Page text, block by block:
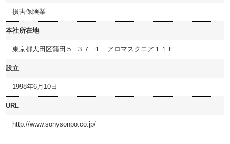
損害保険業
本社所在地
東京都大田区蒲田５−３７−１ アロマスクエア１１Ｆ
設立
1998年6月10日
URL
http://www.sonysonpo.co.jp/